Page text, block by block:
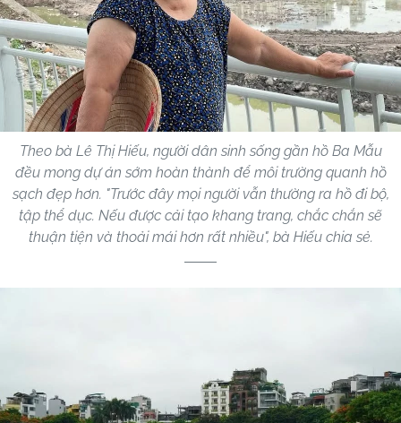
Theo bà Lê Thị Hiếu, người dân sinh sống gần hồ Ba Mẫu
đều mong dự án sớm hoàn thành để môi trường quanh hồ
sạch đẹp hơn. "Trước đây mọi người vẫn thường ra hồ đi bộ,
tập thể dục. Nếu được cải tạo khang trang, chắc chắn sẽ
thuận tiện và thoải mái hơn rất nhiều", bà Hiếu chia sẻ.